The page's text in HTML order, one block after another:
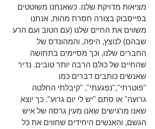
מציאות מדויקת שלנו. כשאנחנו משוטטים
בפייסבוק בצורה חסרת מהות, אנחנו
משווים את החיים שלנו (עם הטוב ועם הרע
שבהם) לנוצץ, היפה, והמהונדס של
החברים שלנו, וכך מסיימים בתחושה
שהחיים של כולם הרבה יותר טובים. נדיר
שאנשים כותבים דברים כמו
"פוטרתי","נפגעתי", "קיבלתי החלטה
גרועה" או סתם "יש לי יום גרוע". כך יוצא
שאנו מרגישים שאנו מעין גרסה של איש
הגשם, והאנשים היחידים שחווים את כל